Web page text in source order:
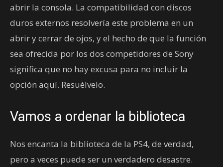
abrir la consola. La compatibilidad con discos
duros externos resolvería este problema en un
abrir y cerrar de ojos, y el hecho de que la función
sea ofrecida por los dos competidores de Sony
significa que no hay excusa para no incluir la
opción aquí. Resuélvelo.
Vamos a ordenar la biblioteca
Nos encanta la biblioteca de la PS4, de verdad,
pero a veces puede ser un verdadero desastre.